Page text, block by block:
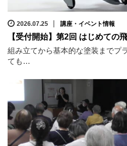
2026.07.25 講座・イベント情報
【受付開始】第2回 はじめての
組み立てから基本的な塗装までプ
ても…